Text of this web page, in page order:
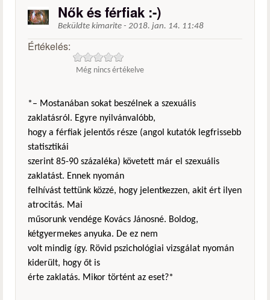
Nők és férfiak :-)
Beküldte kimarite - 2018. jan. 14. 11:48
Értékelés:
Még nincs értékelve
*– Mostanában sokat beszélnek a szexuális
zaklatásról. Egyre nyilvánvalóbb,
hogy a férfiak jelentős része (angol kutatók legfrissebb
statisztikái
szerint 85-90 százaléka) követett már el szexuális
zaklatást. Ennek nyomán
felhívást tettünk közzé, hogy jelentkezzen, akit ért ilyen
atrocitás. Mai
műsorunk vendége Kovács Jánosné. Boldog,
kétgyermekes anyuka. De ez nem
volt mindig így. Rövid pszichológiai vizsgálat nyomán
kiderült, hogy őt is
érte zaklatás. Mikor történt az eset?*